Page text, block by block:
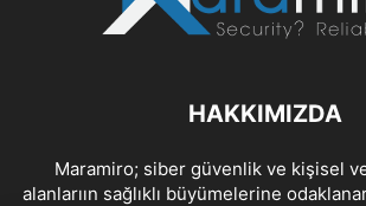
HAKKIMIZDA
Maramiro; siber güvenlik ve kişisel
alanlarıın sağlıklı büyümelerine